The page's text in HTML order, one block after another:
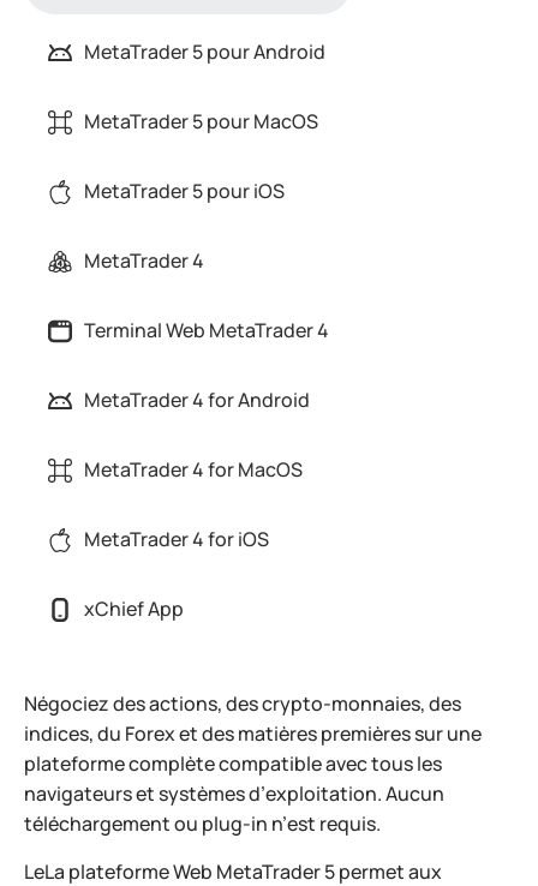
MetaTrader 5 pour Android
MetaTrader 5 pour MacOS
MetaTrader 5 pour iOS
MetaTrader 4
Terminal Web MetaTrader 4
MetaTrader 4 for Android
MetaTrader 4 for MacOS
MetaTrader 4 for iOS
xChief App
Négociez des actions, des crypto-monnaies, des
indices, du Forex et des matières premières sur une
plateforme complète compatible avec tous les
navigateurs et systèmes d’exploitation. Aucun
téléchargement ou plug-in n’est requis.
LeLa plateforme Web MetaTrader 5 permet aux